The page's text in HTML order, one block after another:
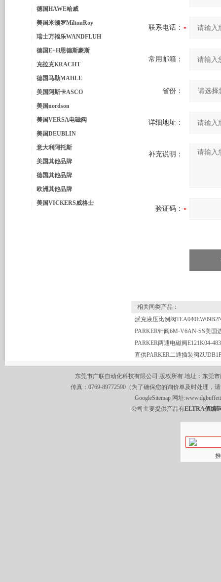
德国HAWE哈威
美国米顿罗MiltonRoy
瑞士万福乐WANDFLUH
德国E+H恩德斯豪斯
克拉克KRACHT
德国马勒MAHLE
美国阿斯卡ASCO
美国nordson
美国VERSA电磁阀
美国DEUBLIN
意大利阿托斯
美国其他品牌
德国其他品牌
欧洲其他品牌
美国VICKERS威格士
联系电话：
常用邮箱：
省份：
详细地址：
补充说明：
验证码：
相关同类产品：
PARKER针阀6M-V6AN-SS美国
PARKER两通电磁阀E121K04-
东莞市广联自动化科技有限公司 版权所有 地址：东莞
传真：0769-89772590（为了确保您的询价单及时处理，
GoogleSitemap 网址:
公司主要提供产品有ELTRA值编